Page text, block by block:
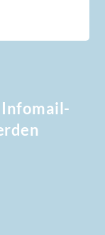
Infomail-